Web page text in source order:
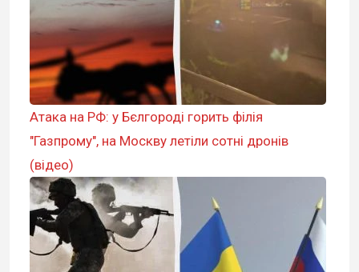
Атака на РФ: у Бєлгороді горить філія
"Газпрому", на Москву летіли сотні дронів
(відео)